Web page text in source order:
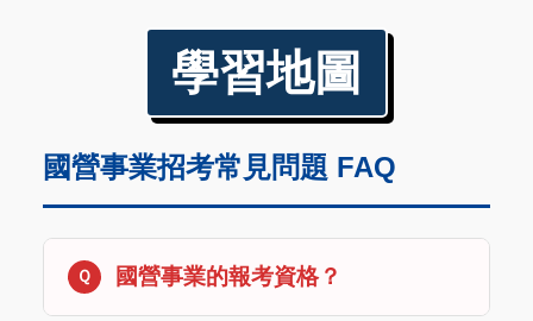
學習地圖
國營事業招考常見問題 FAQ
國營事業的報考資格？